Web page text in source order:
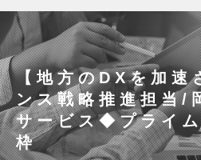
【地方のDXを加速
ンス戦略推進担当/
サービス◆プライ
枠